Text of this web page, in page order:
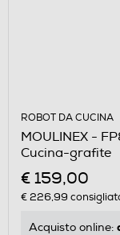
ROBOT DA CUCINA
MOULINEX -
Cucina-grafite
€ 159,00
€ 226,99
Acquisto online: